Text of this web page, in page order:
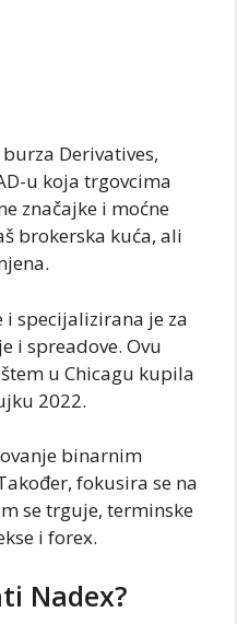
Derivatives,
u koja trgovcima
značajke i moćne
brokerska kuća, ali
i specijalizirana je za
i spreadove. Ovu
u Chicagu kupila
2022.
binarnim
fokusira se na
se trguje, terminske
i forex.
Nadex?